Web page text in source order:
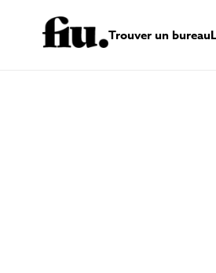
Trouver un bureau